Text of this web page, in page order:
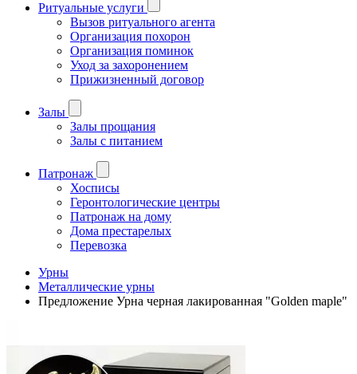
Ритуальные услуги
Вызов ритуального агента
Организация похорон
Организация поминок
Уход за захоронением
Прижизненный договор
Залы
Залы прощания
Залы с питанием
Патронаж
Хосписы
Геронтологические центры
Патронаж на дому
Дома престарелых
Перевозка
Урны
Металлические урны
Предложение Урна черная лакированная "Golden maple"